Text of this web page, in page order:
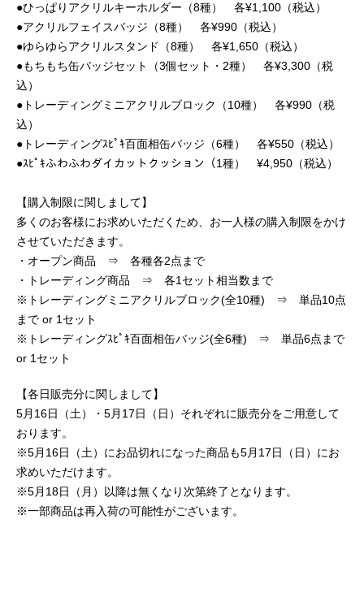
●ひっぱりアクリルキーホルダー（8種） 各¥1,100（税込）
●アクリルフェイスバッジ（8種） 各¥990（税込）
●ゆらゆらアクリルスタンド（8種） 各¥1,650（税込）
●もちもち缶バッジセット（3個セット・2種） 各¥3,300（税
込）
●トレーディングミニアクリルブロック（10種） 各¥990（税
込）
●トレーディングｽﾋﾟｷ百面相缶バッジ（6種） 各¥550（税込）
●ｽﾋﾟｷふわふわダイカットクッション（1種） ¥4,950（税込）
【購入制限に関しまして】
多くのお客様にお求めいただくため、お一人様の購入制限をかけ
させていただきます。
・オープン商品 ⇒ 各種各2点まで
・トレーディング商品 ⇒ 各1セット相当数まで
※トレーディングミニアクリルブロック(全10種) ⇒ 単品10点
まで or 1セット
※トレーディングｽﾋﾟｷ百面相缶バッジ(全6種) ⇒ 単品6点まで
or 1セット
【各日販売分に関しまして】
5月16日（土）・5月17日（日）それぞれに販売分をご用意して
おります。
※5月16日（土）にお品切れになった商品も5月17日（日）にお
求めいただけます。
※5月18日（月）以降は無くなり次第終了となります。
※一部商品は再入荷の可能性がございます。